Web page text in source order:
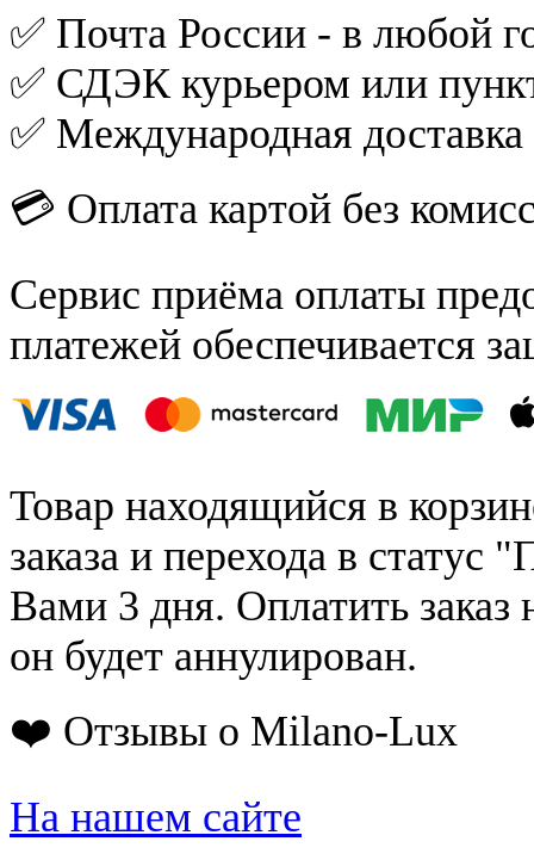
✅ Почта России - в любой
✅ СДЭК курьером или
✅ Международная
💳 Оплата картой без
Сервис приёма оплаты
платежей обеспечивается
Товар находящийся в
заказа и перехода в статус
Вами 3 дня. Оплатить заказ
он будет аннулирован.
❤️ Отзывы о Milano-Lux
На нашем сайте